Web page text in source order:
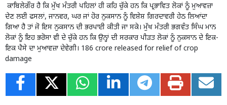
ਕਾਬਿਲੇਗੌਰ ਹੈ ਕਿ ਮੁੱਖ ਮੰਤਰੀ ਪਹਿਲਾਂ ਹੀ ਕਹਿ ਚੁੱਕੇ ਹਨ ਕਿ ਪ੍ਰਭਾਵਿਤ ਲੋਕਾਂ ਨੂੰ ਮੁਆਵਜ਼ਾ
ਦੇਣ ਲਈ ਫਸਲਾਂ, ਜਾਨਵਰ, ਘਰ ਜਾਂ ਹੋਰ ਨੁਕਸਾਨ ਨੂੰ ਵਿਸ਼ੇਸ਼ ਗਿਰਦਾਵਰੀ ਹੇਠ ਲਿਆਂਦਾ
ਗਿਆ ਹੈ ਤਾਂ ਜੋ ਇਸ ਨੁਕਸਾਨ ਦੀ ਭਰਪਾਈ ਕੀਤੀ ਜਾ ਸਕੇ। ਮੁੱਖ ਮੰਤਰੀ ਭਗਵੰਤ ਸਿੰਘ ਮਾਨ
ਲੋਕਾਂ ਨੂੰ ਇਹ ਭਰੋਸਾ ਵੀ ਦੇ ਚੁੱਕੇ ਹਨ ਕਿ ਉਨ੍ਹਾਂ ਦੀ ਸਰਕਾਰ ਪੀੜਤ ਲੋਕਾਂ ਨੂੰ ਨੁਕਸਾਨ ਦੇ ਇਕ-
ਇਕ ਪੈਸੇ ਦਾ ਮੁਆਵਜ਼ਾ ਦੇਵੇਗੀ। 186 crore released for relief of crop
damage